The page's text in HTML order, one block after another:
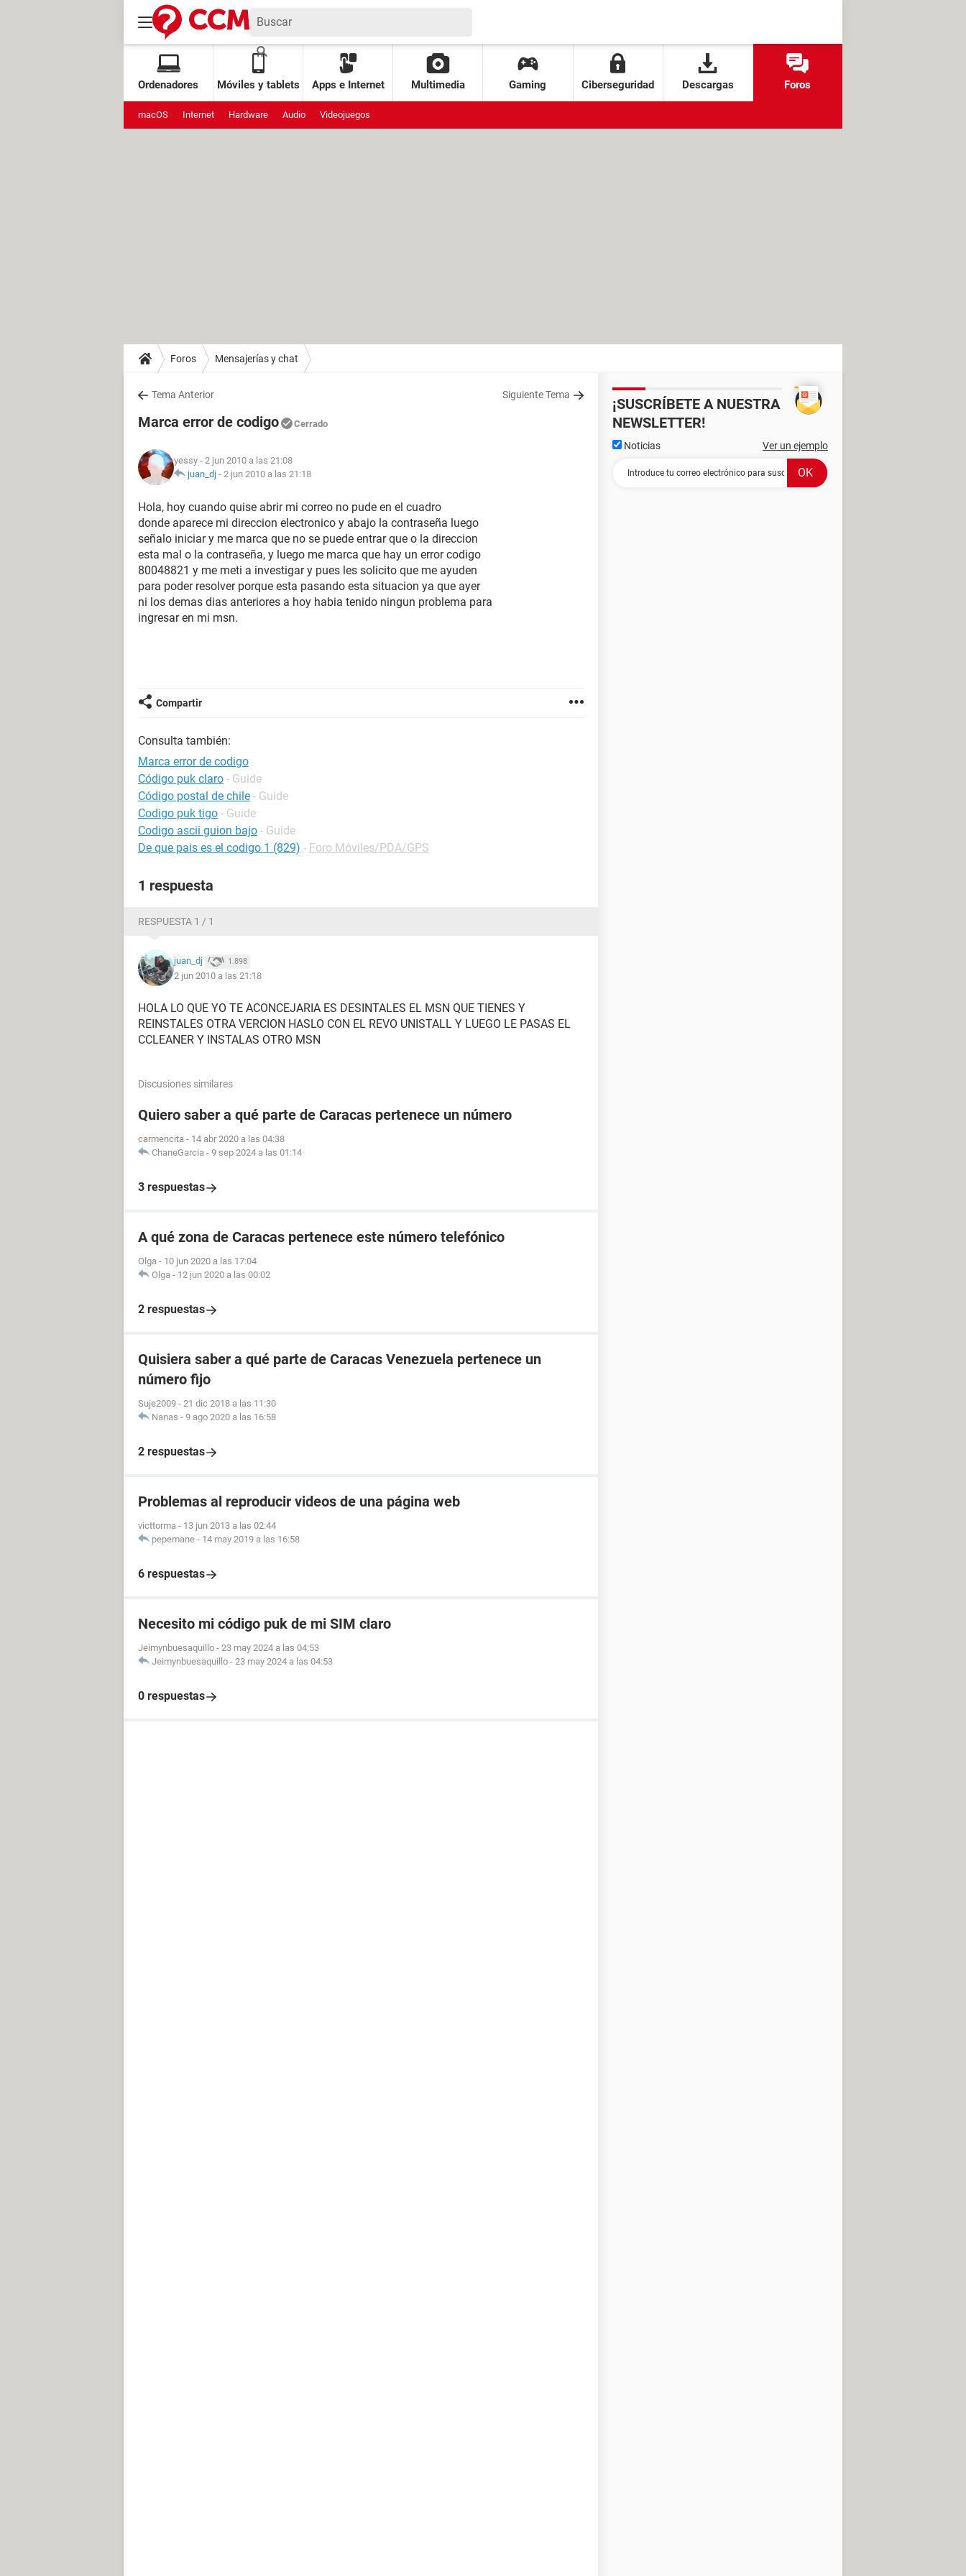
Ordenadores Móviles y tablets Apps e Internet Multimedia Gaming Ciberseguridad Descargas Foros
macOS Internet Hardware Audio Videojuegos
Foros Mensajerías y chat
Tema Anterior Siguiente Tema
Marca error de codigo Cerrado
yessy - 2 jun 2010 a las 21:08
juan_dj - 2 jun 2010 a las 21:18
Hola, hoy cuando quise abrir mi correo no pude en el cuadro
donde aparece mi direccion electronico y abajo la contraseña luego
señalo iniciar y me marca que no se puede entrar que o la direccion
esta mal o la contraseña, y luego me marca que hay un error codigo
80048821 y me meti a investigar y pues les solicito que me ayuden
para poder resolver porque esta pasando esta situacion ya que ayer
ni los demas dias anteriores a hoy habia tenido ningun problema para
ingresar en mi msn.
Compartir
Consulta también:
Marca error de codigo
Código puk claro - Guide
Código postal de chile - Guide
Codigo puk tigo - Guide
Codigo ascii guion bajo - Guide
De que pais es el codigo 1 (829) - Foro Móviles/PDA/GPS
1 respuesta
RESPUESTA 1 / 1
juan_dj 1.898
2 jun 2010 a las 21:18
HOLA LO QUE YO TE ACONCEJARIA ES DESINTALES EL MSN QUE TIENES Y
REINSTALES OTRA VERCION HASLO CON EL REVO UNISTALL Y LUEGO LE PASAS EL
CCLEANER Y INSTALAS OTRO MSN
Discusiones similares
Quiero saber a qué parte de Caracas pertenece un número
carmencita - 14 abr 2020 a las 04:38
ChaneGarcia - 9 sep 2024 a las 01:14
3 respuestas
A qué zona de Caracas pertenece este número telefónico
Olga - 10 jun 2020 a las 17:04
Olga - 12 jun 2020 a las 00:02
2 respuestas
Quisiera saber a qué parte de Caracas Venezuela pertenece un
número fijo
Suje2009 - 21 dic 2018 a las 11:30
Nanas - 9 ago 2020 a las 16:58
2 respuestas
Problemas al reproducir videos de una página web
victtorma - 13 jun 2013 a las 02:44
pepemane - 14 may 2019 a las 16:58
6 respuestas
Necesito mi código puk de mi SIM claro
Jeimynbuesaquillo - 23 may 2024 a las 04:53
Jeimynbuesaquillo - 23 may 2024 a las 04:53
0 respuestas
¡SUSCRÍBETE A NUESTRA
NEWSLETTER!
Noticias Ver un ejemplo